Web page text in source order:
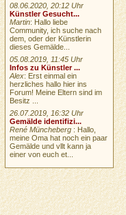
08.06.2020, 20:12 Uhr
Künstler Gesucht...
Martin: Hallo liebe
Community, ich suche nach
dem, oder der Künstlerin
dieses Gemälde...
05.08.2019, 11:45 Uhr
Infos zu Künstler ...
Alex: Erst einmal ein
herzliches hallo hier ins
Forum! Meine Eltern sind im
Besitz ...
26.07.2019, 16:32 Uhr
Gemälde identifizi...
René Müncheberg : Hallo,
meine Oma hat noch ein paar
Gemälde und vllt kann ja
einer von euch et...